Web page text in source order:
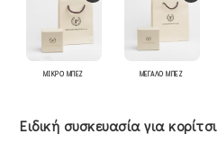
ΜΙΚΡΟ ΜΠΕΖ ΜΕΓΑΛΟ ΜΠΕΖ
Ειδική συσκευασία για κορίτσι